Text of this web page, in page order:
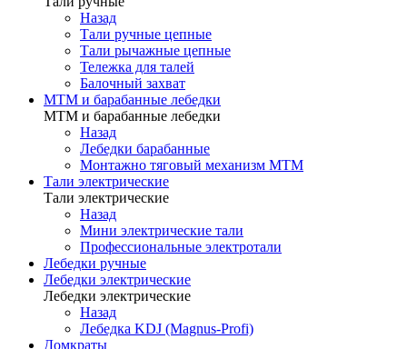
Назад
Тали ручные цепные
Тали рычажные цепные
Тележка для талей
Балочный захват
МТМ и барабанные лебедки
МТМ и барабанные лебедки
Назад
Лебедки барабанные
Монтажно тяговый механизм МТМ
Тали электрические
Тали электрические
Назад
Мини электрические тали
Профессиональные электротали
Лебедки ручные
Лебедки электрические
Лебедки электрические
Назад
Лебедка KDJ (Magnus-Profi)
Домкраты